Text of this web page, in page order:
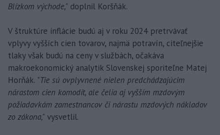
Blízkom východe," doplnil Koršňák.
V štruktúre inflácie budú aj v roku 2024 pretrvávať
vplyvy vyšších cien tovarov, najmä potravín, citeľnejšie
tlaky však budú na ceny v službách, očakáva
makroekonomický analytik Slovenskej sporiteľne Matej
Horňák. "Tie sú ovplyvnené nielen predchádzajúcim
nárastom cien komodít, ale čelia aj vyšším mzdovým
požiadavkám zamestnancov či nárastu mzdových nákladov
zo zákona," vysvetlil.